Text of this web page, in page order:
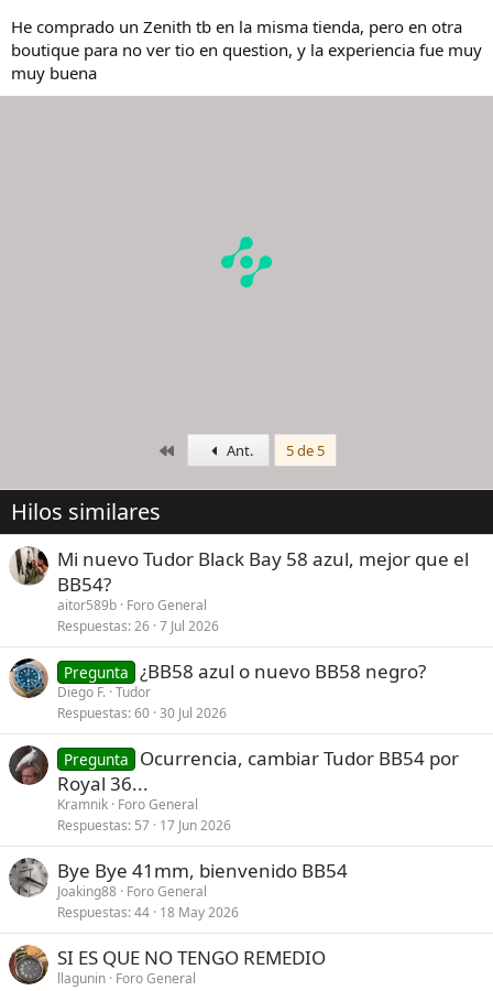
He comprado un Zenith tb en la misma tienda, pero en otra
boutique para no ver tio en question, y la experiencia fue muy
muy buena
PrimeroAnt. 5 de 5
Hilos similares
Mi nuevo Tudor Black Bay 58 azul, mejor que el
BB54?
aitor589b Foro General
Respuestas 26 7 Jul 2026
Pregunta ¿BB58 azul o nuevo BB58 negro?
Diego F. Tudor
Respuestas 60 30 Jul 2026
Pregunta
Ocurrencia, cambiar Tudor BB54 por
Royal 36...
Kramnik Foro General
Respuestas 57 17 Jun 2026
Bye Bye 41mm, bienvenido BB54
Joaking88 Foro General
Respuestas 44 18 May 2026
SI ES QUE NO TENGO REMEDIO
llagunin Foro General